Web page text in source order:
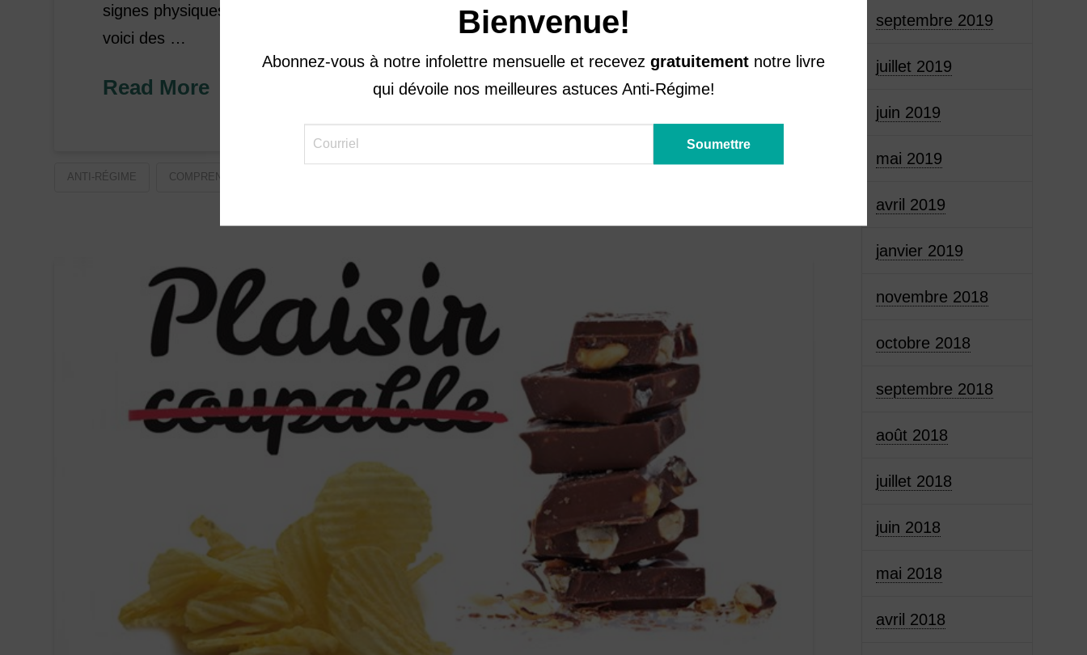
signes physiques Chaque personne expérimente la faim de façon un peu différente, mais
voici des …
Read More
ANTI-RÉGIME COMPRENDRE
septembre 2019
juillet 2019
juin 2019
mai 2019
avril 2019
janvier 2019
novembre 2018
octobre 2018
septembre 2018
août 2018
juillet 2018
juin 2018
mai 2018
avril 2018
Bienvenue!
Abonnez-vous à notre infolettre mensuelle et recevez gratuitement notre livre
qui dévoile nos meilleures astuces Anti-Régime!